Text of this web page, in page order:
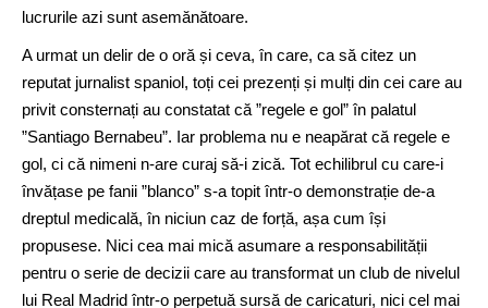
lucrurile azi sunt asemănătoare.
A urmat un delir de o oră și ceva, în care, ca să citez un
reputat jurnalist spaniol, toți cei prezenți și mulți din cei care au
privit consternați au constatat că ”regele e gol” în palatul
”Santiago Bernabeu”. Iar problema nu e neapărat că regele e
gol, ci că nimeni n-are curaj să-i zică. Tot echilibrul cu care-i
învățase pe fanii ”blanco” s-a topit într-o demonstrație de-a
dreptul medicală, în niciun caz de forță, așa cum își
propusese. Nici cea mai mică asumare a responsabilității
pentru o serie de decizii care au transformat un club de nivelul
lui Real Madrid într-o perpetuă sursă de caricaturi, nici cel mai